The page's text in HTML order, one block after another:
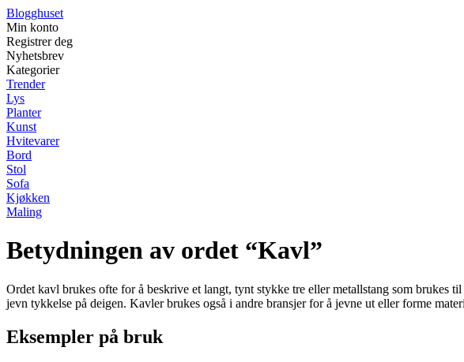
Blogghuset
Min konto
Registrer deg
Nyhetsbrev
Kategorier
Trender
Lys
Planter
Kunst
Hvitevarer
Bord
Stol
Sofa
Kjøkken
Maling
Betydningen av ordet “Kavl”
Ordet kavl brukes ofte for å beskrive et langt, tynt stykke tre eller metallstang som
jevn tykkelse på deigen. Kavler brukes også i andre bransjer for å jevne ut eller forme
Eksempler på bruk